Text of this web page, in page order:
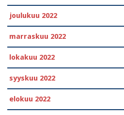
joulukuu 2022
marraskuu 2022
lokakuu 2022
syyskuu 2022
elokuu 2022